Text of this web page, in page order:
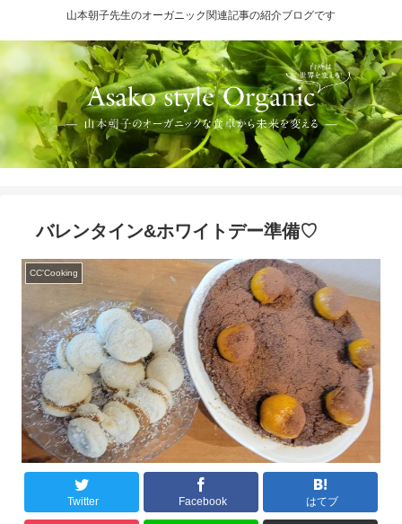
山本朝子先生のオーガニック関連記事の紹介ブログです
バレンタイン&ホワイトデー準備♡
CC'Cooking
Twitter Facebook はてブ